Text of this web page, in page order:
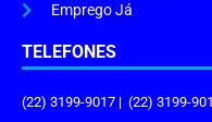
Emprego Já
TELEFONES
(22) 3199-9017 | (22) 3199-